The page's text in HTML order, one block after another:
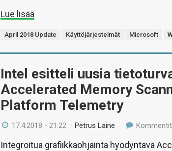
Lue lisää
April 2018 Update Käyttöjärjestelmät Microsoft
Intel esitteli uusia
Accelerated Memory
Platform Telemetry
17.4.2018 - 21:22 /Petrus Laine
Integroitua grafiikkaohjainta hyödyntävä